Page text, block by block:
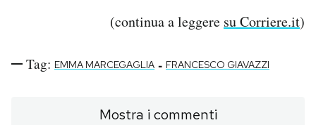
(continua a leggere su Corriere.it)
Tag: EMMA MARCEGAGLIA - FRANCESCO GIAVAZZI
Mostra i commenti